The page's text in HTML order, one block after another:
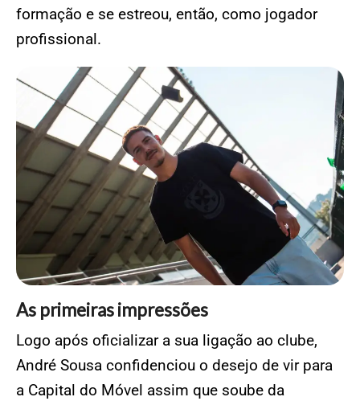
formação e se estreou, então, como jogador
profissional.
As primeiras impressões
Logo após oficializar a sua ligação ao clube,
André Sousa confidenciou o desejo de vir para
a Capital do Móvel assim que soube da